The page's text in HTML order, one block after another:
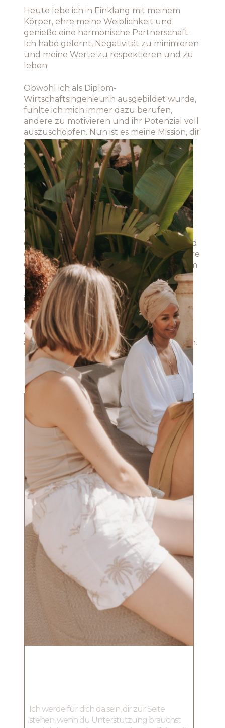
Heute lebe ich in Einklang mit meinem
Körper, ehre meine Weiblichkeit und
genieße eine harmonische Partnerschaft.
Ich habe gelernt, Negativität zu minimieren
und meine Werte zu respektieren und zu
leben.
Obwohl ich als Diplom-
Wirtschaftsingenieurin ausgebildet wurde,
fühlte ich mich immer dazu berufen,
andere zu motivieren und ihr Potenzial voll
auszuschöpfen. Nun ist es meine Mission, dir
dabei zu helfen, deine persönliche
Geschichte der Stärke und
Selbstentdeckung zu schreiben.
In einer Welt, die oft von Oberflächlichkeit
dominiert wird, möchte ich dich dazu
einladen, wieder mit deinem Herzen in
Kontakt zu kommen. Zusammen werden
wir die Mauern einreißen, die dich von
deinem authentischen Selbst trennen und
die Stimme deiner Seele verstärken. Unsere
Coaching-Sitzungen sind ein heiliger Raum
für Selbstreflexion und Wachstum. Hier
wirst du in der Lage sein, tief in deine
inneren Welten einzutauchen und
verborgene Schätze aufzuspüren. Es
erfordert Mut, sich den tiefsitzenden
Ängsten und Glaubenssätzen zu stellen,
aber ich verspreche dir, es wird sich lohnen.
Und jetzt bist du dran!
Ich werde für dich da sein, dir zur Seite
stehen, wenn du Unterstützung brauchst